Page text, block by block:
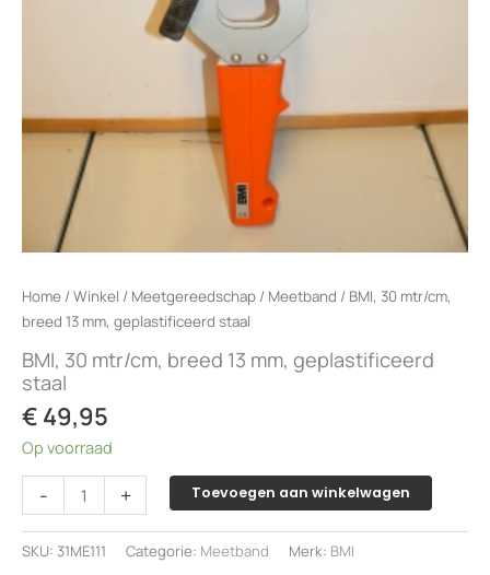
Home /Winkel / Meetgereedschap / Meetband / BMI, 30 mtr/cm,
breed 13 mm, geplastificeerd staal
BMI, 30 mtr/cm, breed 13 mm, geplastificeerd
staal
€ 49,95
Op voorraad
-
30
mtr/cm,
breed
+ Toevoegen aan winkelwagen
SKU: 31ME111 Categorie: Meetband Merk: BMI